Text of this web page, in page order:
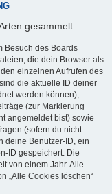
gesammelt:
Besuch des Boards
die dein Browser als
einzelnen Aufrufen des
die aktuelle ID deiner
werden können),
(zur Markierung
angemeldet bist) sowie
(sofern du nicht
deine Benutzer-ID, ein
ID gespeichert. Die
von einem Jahr. Alle
„Alle Cookies löschen“